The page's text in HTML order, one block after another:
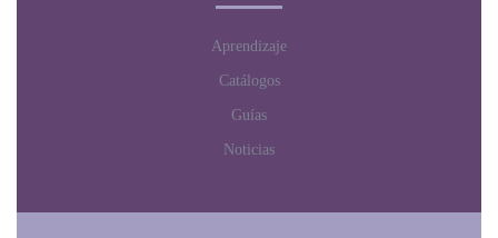
Aprendizaje
Catálogos
Guías
Noticias